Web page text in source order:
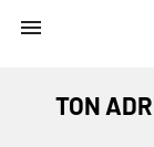

TON